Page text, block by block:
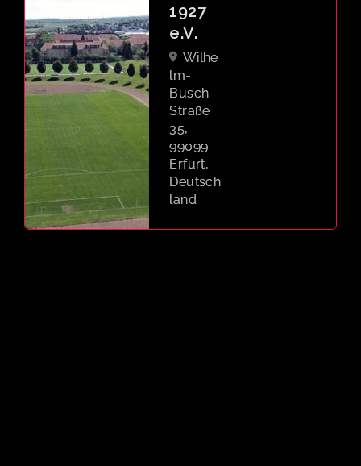
ro
Erfurt
Julius
-Leber-
Ring 5,
99087
Erfurt,
Deutsch
land